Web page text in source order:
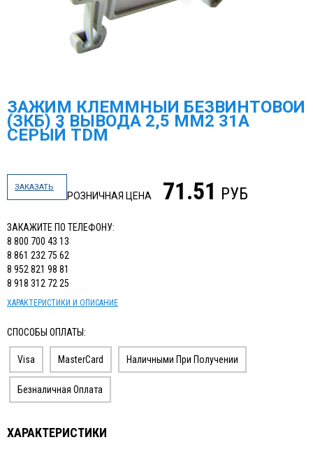
ЗАЖИМ КЛЕММНЫЙ БЕЗВИНТОВОЙ
(ЗКБ) 3 ВЫВОДА 2,5 ММ2 31А
СЕРЫЙ TDM
ЗАКАЗАТЬ
РОЗНИЧНАЯ ЦЕНА 71.51 РУБ
ЗАКАЖИТЕ ПО ТЕЛЕФОНУ:
8 800 700 43 13
8 861 232 75 62
8 952 821 98 81
8 918 312 72 25
ХАРАКТЕРИСТИКИ И ОПИСАНИЕ
СПОСОБЫ ОПЛАТЫ:
Visa MasterCard Наличными При Получении
Безналичная Оплата
ХАРАКТЕРИСТИКИ